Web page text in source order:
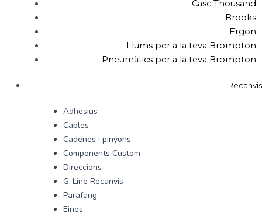
Casc Thousand
Brooks
Ergon
Llums per a la teva Brompton
Pneumàtics per a la teva Brompton
Recanvis
Adhesius
Cables
Cadenes i pinyons
Components Custom
Direccions
G-Line Recanvis
Parafang
Eines